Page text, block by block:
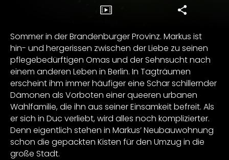
Sommer in der Brandenburger Provinz. Markus ist
hin- und hergerissen zwischen der Liebe zu seinen
pflegebedürftigen Omas und der Sehnsucht nach
einem anderen Leben in Berlin. In Tagträumen
erscheint ihm immer häufiger eine Schar schillernder
Dämonen als Vorboten einer queeren urbanen
Wahlfamilie, die ihn aus seiner Einsamkeit befreit. Als
er sich in Duc verliebt, wird alles noch komplizierter.
Denn eigentlich stehen in Markus’ Neubauwohnung
schon die gepackten Kisten für den Umzug in die
große Stadt.